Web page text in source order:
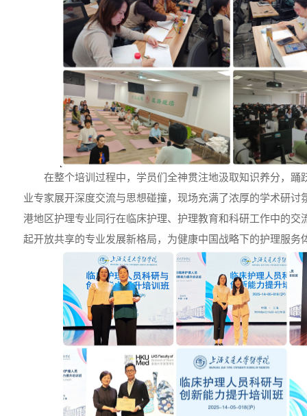
在整个培训过程中，学员们全神贯注地汲取知识养分，踊
业专家展开深度交流与思想碰撞，现场充满了浓厚的学术研讨
港地区护理专业同行在临床护理、护理教育和科研工作中的交
起开放共享的专业发展新格局，为健康中国战略下的护理服务